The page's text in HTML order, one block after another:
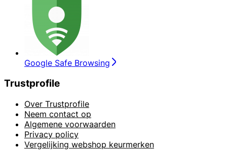
Google Safe Browsing
Trustprofile
Over Trustprofile
Neem contact op
Algemene voorwaarden
Privacy policy
Vergelijking webshop keurmerken